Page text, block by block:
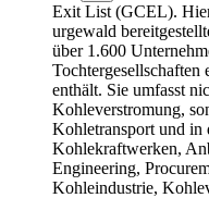
Exit List (GCEL).
urgewald
über 1.600
enthält. Sie umfasst
Kohleverstromung,
Kohletransport und in
Kohlekraftwerken,
Engineering,
Kohleindustrie,